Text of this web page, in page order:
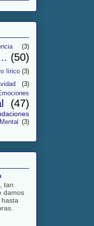
(3)
(50)
lírico (3)
(3)
(47)
(3)
tan
damos